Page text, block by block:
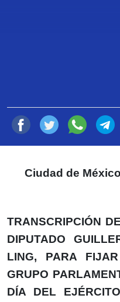
Ciudad de
TRANSCRIPCIÓN
DIPUTADO
LING, PARA
GRUPO
DÍA DEL